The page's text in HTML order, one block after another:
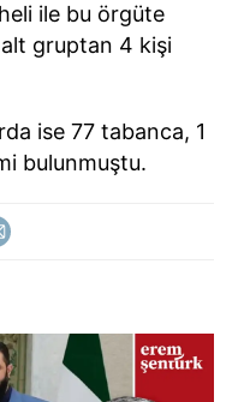
ile bu örgüte
gruptan 4 kişi
ise 77 tabanca, 1
bulunmuştu.